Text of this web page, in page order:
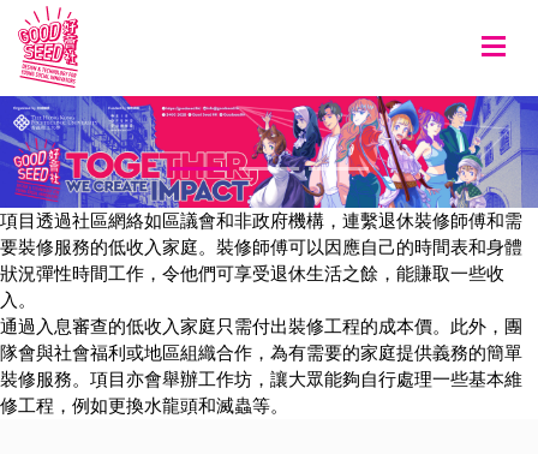
項目透過社區網絡如區議會和非政府機構，連繫退休裝修師傅和需
要裝修服務的低收入家庭。裝修師傅可以因應自己的時間表和身體
狀況彈性時間工作，令他們可享受退休生活之餘，能賺取一些收
入。
通過入息審查的低收入家庭只需付出裝修工程的成本價。此外，團
隊會與社會福利或地區組織合作，為有需要的家庭提供義務的簡單
裝修服務。項目亦會舉辦工作坊，讓大眾能夠自行處理一些基本維
修工程，例如更換水龍頭和滅蟲等。